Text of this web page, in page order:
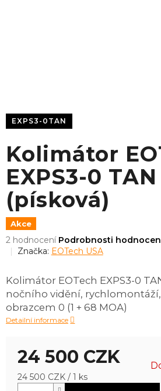
Kolimátor
EXPS3-0 TAN
(písková)
EXPS3-0TAN
Akce
Průměrné
hodnocení
4,0
z
5
hvězdiček.
2 hodnocení Podrobnosti
Značka: EOTech USA
24 500 CZK
Měrná
24 500 CZK / 1 ks
Kolimátor EOTech EXPS3-0
nočního vidění,
obrazcem 0 (1 + 68 MOA)
Detailní informace